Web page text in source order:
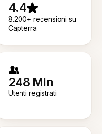
4.4
8.200+ recensioni su
Capterra
248 Mln
Utenti registrati